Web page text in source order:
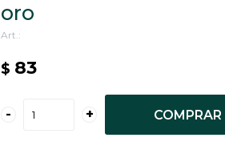
oro
$ 83
- + COMPRAR